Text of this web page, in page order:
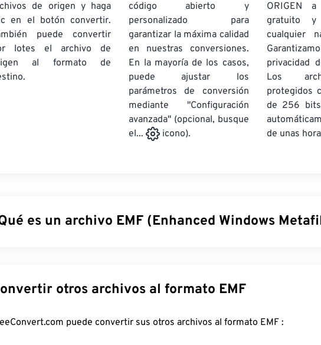
de origen y haga
en el botón convertir.
puede convertir
lotesel archivo de
al formato de
código abierto y
personalizado para
garantizar la máxima calidad
en nuestras conversiones.
En la mayoría de los casos,
puede ajustar los
parámetros de conversión
mediante "Configuración
avanzada" (opcional, busque
el...
icono).
ORIGEN
gratuito
cualquier
privacidad
Los
protegidos
de 256
de unas
es un archivo EMF (Enhanced Windows
de 32 bits por píxel e independencia del dispositivo, el EMF supone
al formato de archivo de 16 bits de WMF.
abrir un archivo EMF?
Convertir otros archivos al formato EMF
FreeConvert.com puede convertir sus otros archivos al formato EMF :